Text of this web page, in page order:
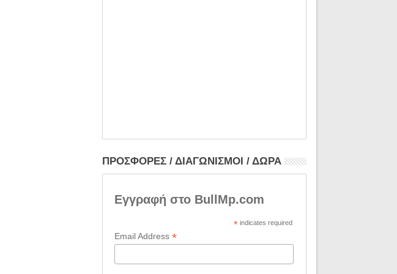
ΠΡΟΣΦΟΡΕΣ / ΔΙΑΓΩΝΙΣΜΟΙ / ΔΩΡΑ
Εγγραφή στο BullMp.com
* indicates required
Email Address*